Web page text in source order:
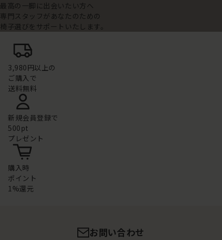
最高の一脚に出会いたい方へ
専門スタッフがあなたのための
椅子選びをサポートいたします。
3,980円以上の
ご購入で
送料無料
新規会員登録で
500pt
プレゼント
購入時
ポイント
1%還元
お問い合わせ